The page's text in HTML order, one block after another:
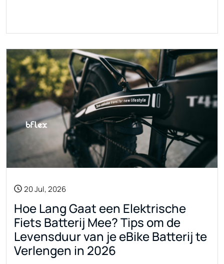
20 Jul, 2026
Hoe Lang Gaat een Elektrische
Fiets Batterij Mee? Tips om de
Levensduur van je eBike Batterij te
Verlengen in 2026